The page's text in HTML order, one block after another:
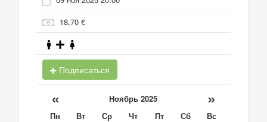
18,70 €
Подписаться
« Ноябрь 2025 »
Пн Вт Ср Чт Пт Сб
Вс